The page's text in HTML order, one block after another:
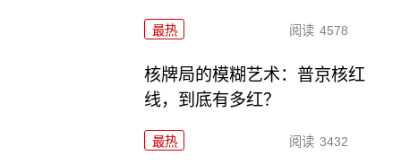
最热 阅读 4578
核牌局的模糊艺术：普京核红
线，到底有多红？
最热 阅读 3432